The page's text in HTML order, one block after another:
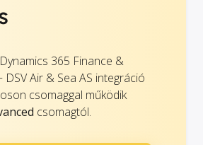
365 Finance &
Air & Sea AS integráció
csomaggal működik
csomagtól.